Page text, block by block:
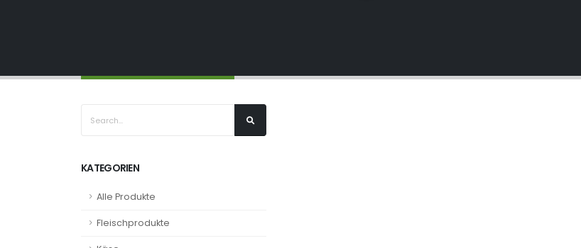
KATEGORIEN
Alle Produkte
Fleischprodukte